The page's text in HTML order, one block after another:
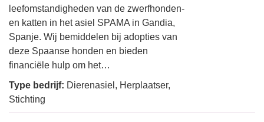
leefomstandigheden van de zwerfhonden-
en katten in het asiel SPAMA in Gandia,
Spanje. Wij bemiddelen bij adopties van
deze Spaanse honden en bieden
financiële hulp om het…
Type bedrijf: Dierenasiel, Herplaatser,
Stichting